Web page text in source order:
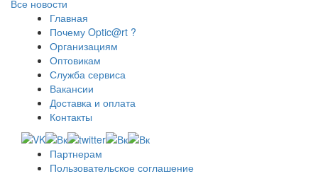
Все новости
Главная
Почему Optic@rt ?
Организациям
Оптовикам
Служба сервиса
Вакансии
Доставка и оплата
Контакты
Партнерам
Пользовательское соглашение